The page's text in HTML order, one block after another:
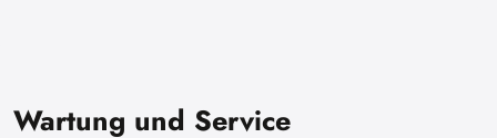
Wartung und Service